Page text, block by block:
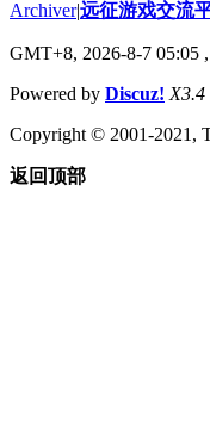
Archiver|远征游戏交流
GMT+8, 2026-8-7 05:05
Powered by Discuz! X3.4
Copyright © 2001-2021,
返回顶部